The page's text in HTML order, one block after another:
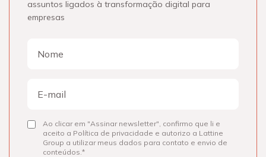
assuntos ligados à transformação digital para
empresas
mail
ConsentirAo clicar em "Assinar newsletter", confirmo que li e
aceito a Política de privacidade e autorizo a Lattine
Group a utilizar meus dados para contato e envio de
conteúdos.